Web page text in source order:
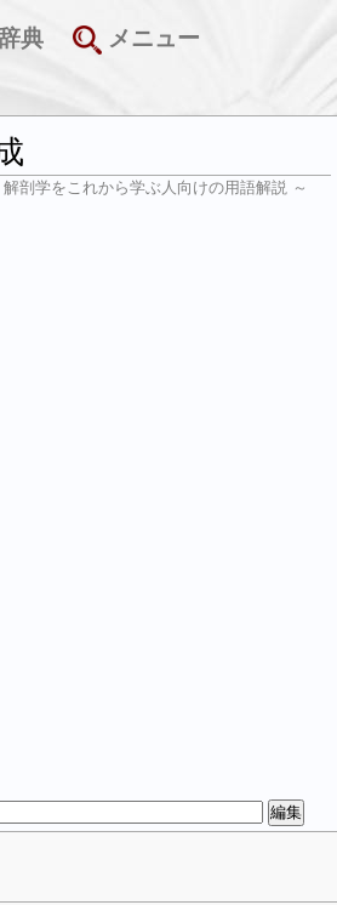
典 メニュー
解剖学をこれから学ぶ人向けの用語解説 ～